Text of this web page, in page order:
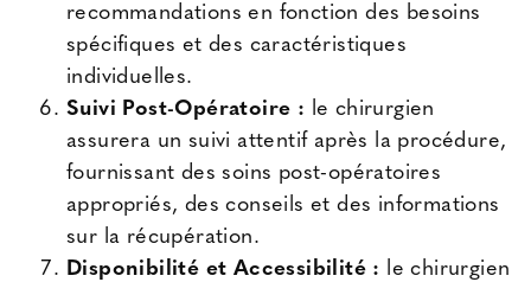
recommandations en fonction des besoins
spécifiques et des caractéristiques
individuelles.
Suivi Post-Opératoire : le chirurgien
assurera un suivi attentif après la procédure,
fournissant des soins post-opératoires
appropriés, des conseils et des informations
sur la récupération.
Disponibilité et Accessibilité : le chirurgien